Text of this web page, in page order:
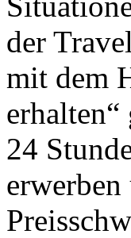
der
mit dem
24